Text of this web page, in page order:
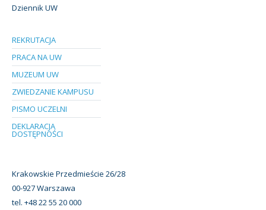
Dziennik UW
REKRUTACJA
PRACA NA UW
MUZEUM UW
ZWIEDZANIE KAMPUSU
PISMO UCZELNI
DEKLARACJA
DOSTĘPNOŚCI
Krakowskie Przedmieście 26/28
00-927 Warszawa
tel. +48 22 55 20 000